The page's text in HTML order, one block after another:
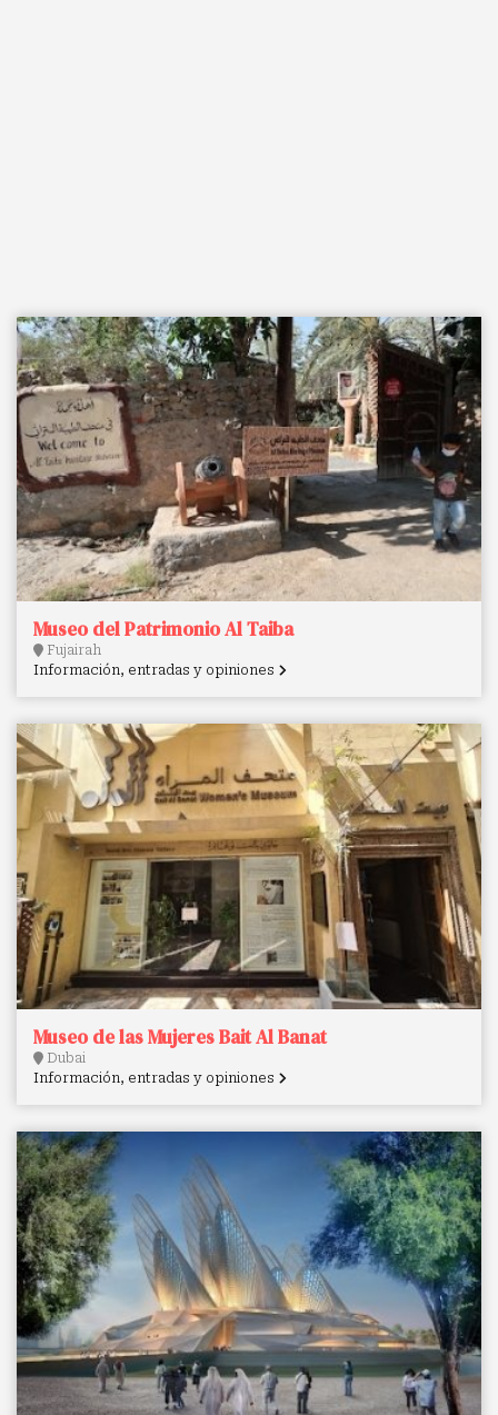
Museo del Patrimonio Al Taiba
Fujairah
Información, entradas y opiniones
Museo de las Mujeres Bait Al Banat
Dubai
Información, entradas y opiniones